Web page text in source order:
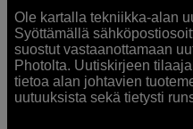
Ole kartalla tekniikka-alan
Syöttämällä
suostut vastaanottamaan
Photolta. Uutiskirjeen
tietoa alan johtavien
uutuuksista sekä tietysti